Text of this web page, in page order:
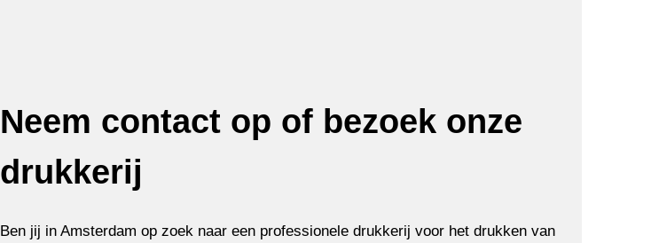
Neem contact op of bezoek onze
drukkerij
Ben jij in Amsterdam op zoek naar een professionele drukkerij voor het drukken van